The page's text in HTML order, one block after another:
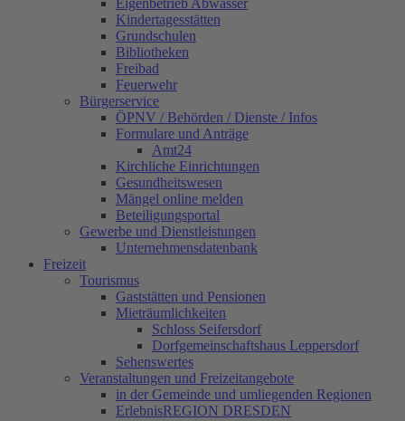
Eigenbetrieb Abwasser
Kindertagesstätten
Grundschulen
Bibliotheken
Freibad
Feuerwehr
Bürgerservice
ÖPNV / Behörden / Dienste / Infos
Formulare und Anträge
Amt24
Kirchliche Einrichtungen
Gesundheitswesen
Mängel online melden
Beteiligungsportal
Gewerbe und Dienstleistungen
Unternehmensdatenbank
Freizeit
Tourismus
Gaststätten und Pensionen
Mieträumlichkeiten
Schloss Seifersdorf
Dorfgemeinschaftshaus Leppersdorf
Sehenswertes
Veranstaltungen und Freizeitangebote
in der Gemeinde und umliegenden Regionen
ErlebnisREGION DRESDEN